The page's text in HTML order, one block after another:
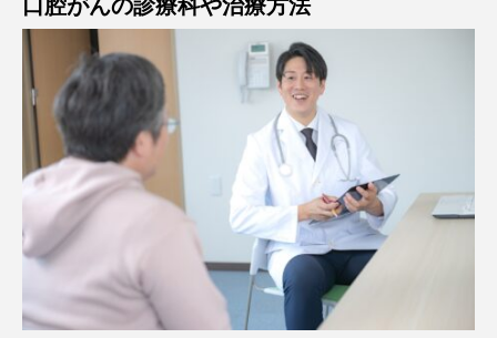
口腔がんの診療科や治療方法